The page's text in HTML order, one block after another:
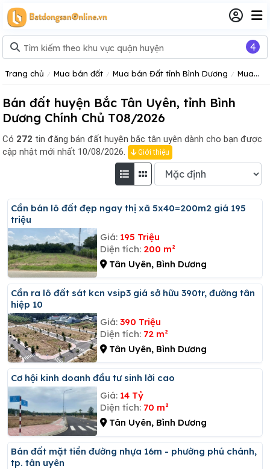
Trang chủ Mua bán đất Mua bán Đất tỉnh Bình Dương Mua bán đất huyện Bắc Tân Uyên
Bán đất huyện Bắc Tân Uyên, tỉnh Bình
Dương Chính Chủ T08/2026
Có 272 tin đăng bán đất huyện bắc tân uyên dành cho bạn được
cập nhật mới nhất 10/08/2026.
Giới thiệu
Cần bán lô đất đẹp ngay thị xã 5x40=200m2 giá 195
triệu
Giá: 195 Triệu
Diện tích: 200 m²
Tân Uyên, Bình Dương
Cần ra lô đất sát kcn vsip3 giá sở hữu 390tr, đường tân
hiệp 10
Giá: 390 Triệu
Diện tích: 72 m²
Tân Uyên, Bình Dương
Cơ hội kinh doanh đầu tư sinh lời cao
Giá: 14 Tỷ
Diện tích: 70 m²
Tân Uyên, Bình Dương
Bán đất mặt tiền đường nhựa 16m - phường phú chánh,
tp. tân uyên
4